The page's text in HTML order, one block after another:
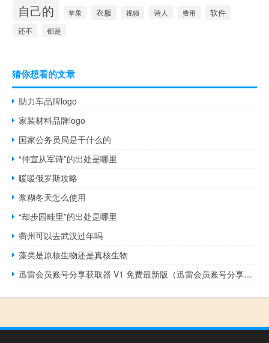
自己的 苹果 衣服 视频 诗人 费用 软件
还不 都是
猜你想看的文章
助力车品牌logo
家装材料品牌logo
国家公务员局是干什么的
“仲宣从军诗”的出处是哪里
暖暖俄罗斯攻略
浆糊冬天怎么使用
“却步园畦里”的出处是哪里
衢州可以去武汉过年吗
藻类是原核生物还是真核生物
迅雷会员账号分享获取器 V1 免费最新版（迅雷会员账号分享获取器 V1 免费最新版功能简介）